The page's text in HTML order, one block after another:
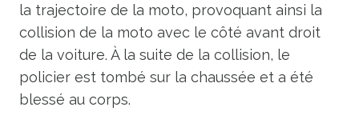
la trajectoire de la moto, provoquant ainsi la
collision de la moto avec le côté avant droit
de la voiture. À la suite de la collision, le
policier est tombé sur la chaussée et a été
blessé au corps.